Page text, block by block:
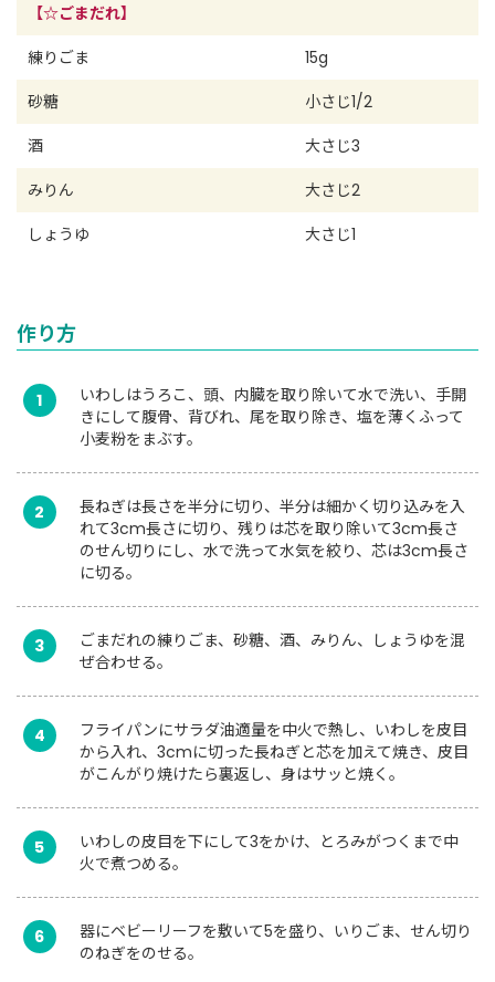
【☆ごまだれ】
練りごま
15g
砂糖
小さじ1/2
酒
大さじ3
みりん
大さじ2
しょうゆ
大さじ1
作り方
1
いわしはうろこ、頭、内臓を取り除いて水で洗い、手開
きにして腹骨、背びれ、尾を取り除き、塩を薄くふって
小麦粉をまぶす。
2
長ねぎは長さを半分に切り、半分は細かく切り込みを入
れて3cm長さに切り、残りは芯を取り除いて3cm長さ
のせん切りにし、水で洗って水気を絞り、芯は3cm長さ
に切る。
3
ごまだれの練りごま、砂糖、酒、みりん、しょうゆを混
ぜ合わせる。
4
フライパンにサラダ油適量を中火で熱し、いわしを皮目
から入れ、3cmに切った長ねぎと芯を加えて焼き、皮目
がこんがり焼けたら裏返し、身はサッと焼く。
5
いわしの皮目を下にして3をかけ、とろみがつくまで中
火で煮つめる。
6
器にベビーリーフを敷いて5を盛り、いりごま、せん切り
のねぎをのせる。